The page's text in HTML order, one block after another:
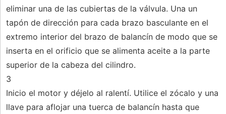
eliminar una de las cubiertas de la válvula. Una un
tapón de dirección para cada brazo basculante en el
extremo interior del brazo de balancín de modo que se
inserta en el orificio que se alimenta aceite a la parte
superior de la cabeza del cilindro.
3
Inicio el motor y déjelo al ralentí. Utilice el zócalo y una
llave para aflojar una tuerca de balancín hasta que